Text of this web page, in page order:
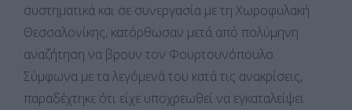
συστηματικά και σε συνεργασία με τη Χωροφυλακή
Θεσσαλονίκης, κατόρθωσαν μετά από πολύμηνη
αναζήτηση να βρουν τον Φουρτουνόπουλο.
Σύμφωνα με τα λεγόμενά του κατά τις ανακρίσεις,
παραδέχτηκε ότι είχε υποχρεωθεί να εγκαταλείψει